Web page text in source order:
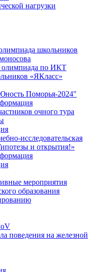
нагрузки
школьников
олимпиада по ИКТ
«ЯКласс»
Поморья-2024"
очного тура
исследовательская
и открытия!»
мероприятия
образования
поведения на железной